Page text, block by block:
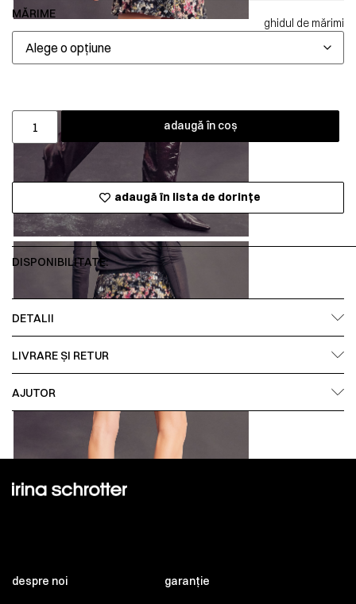
MĂRIME
ghidul de mărimi
adaugă în coș
adaugă în lista de dorințe
DISPONIBILITATE:
DETALII
LIVRARE ȘI RETUR
AJUTOR
despre noi garanție